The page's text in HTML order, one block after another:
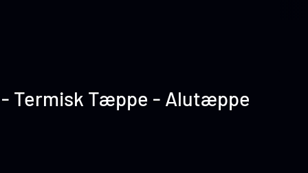
Termisk Tæppe - Alutæppe